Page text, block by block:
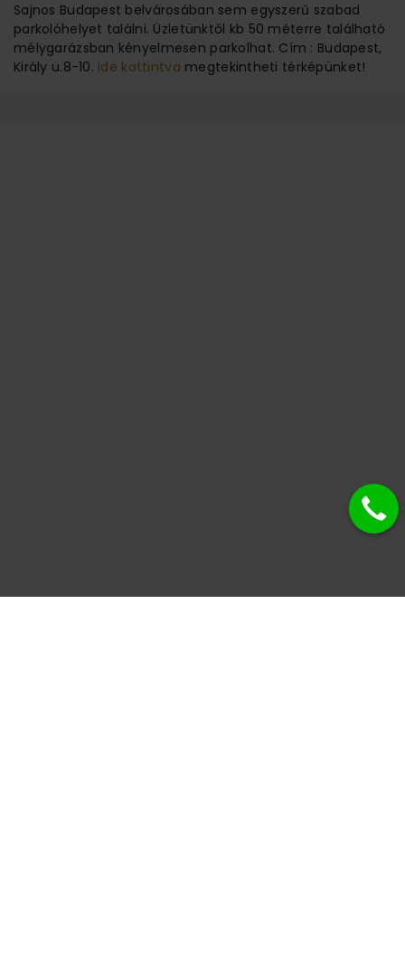
Sajnos Budapest belvárosában sem egyszerű szabad
parkolóhelyet találni. Üzletünktől kb 50 méterre található
mélygarázsban kényelmesen parkolhat. Cím : Budapest,
Király u.8-10. Ide kattintva megtekintheti térképünket!